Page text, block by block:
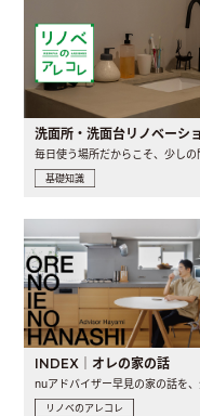
基礎知識
INDEX｜オレの家の話
リノベのアレコレ